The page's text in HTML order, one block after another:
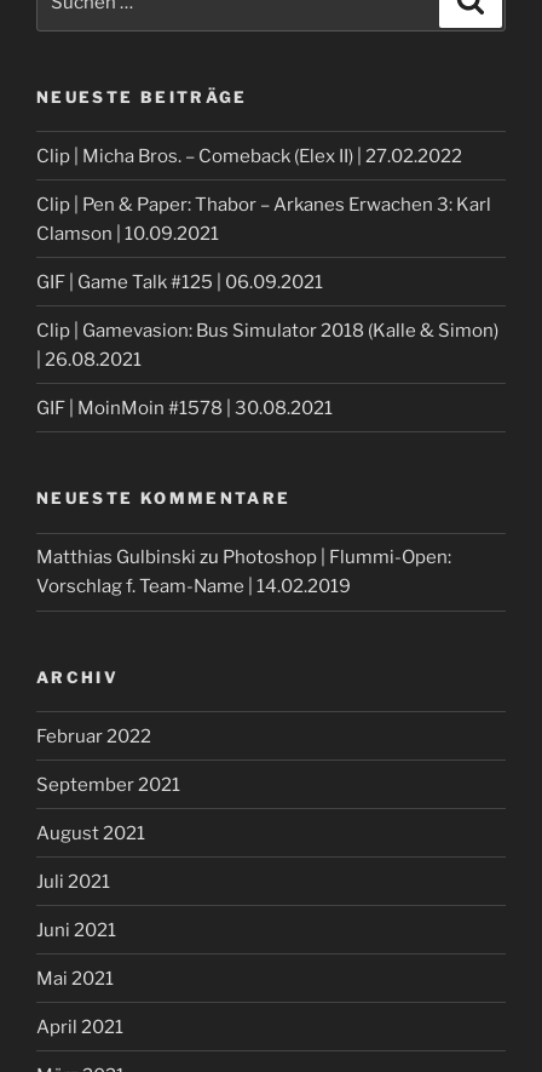
NEUESTE BEITRÄGE
Clip | Micha Bros. – Comeback (Elex II) | 27.02.2022
Clip | Pen & Paper: Thabor – Arkanes Erwachen 3: Karl
Clamson | 10.09.2021
GIF | Game Talk #125 | 06.09.2021
Clip | Gamevasion: Bus Simulator 2018 (Kalle & Simon)
| 26.08.2021
GIF | MoinMoin #1578 | 30.08.2021
NEUESTE KOMMENTARE
Matthias Gulbinski zu Photoshop | Flummi-Open:
Vorschlag f. Team-Name | 14.02.2019
ARCHIV
Februar 2022
September 2021
August 2021
Juli 2021
Juni 2021
Mai 2021
April 2021